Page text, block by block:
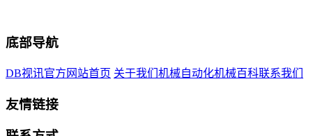
底部导航
DB视讯官方网站首页 关于我们 机械自动化机械百科联系我们
友情链接